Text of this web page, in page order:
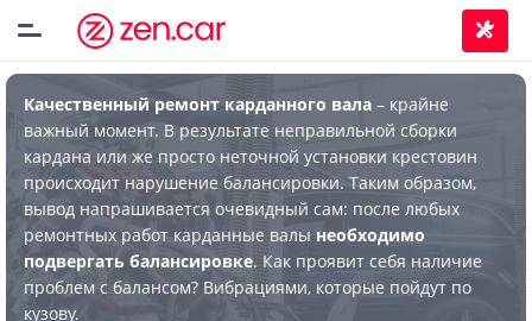
Качественный ремонт карданного вала – крайне
важный момент. В результате неправильной сборки
кардана или же просто неточной установки крестовин
происходит нарушение балансировки. Таким образом,
вывод напрашивается очевидный сам: после любых
ремонтных работ карданные валы необходимо
подвергать балансировке. Как проявит себя наличие
проблем с балансом? Вибрациями, которые пойдут по
кузову.